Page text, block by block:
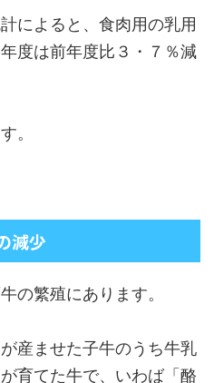
によると、食肉用の乳用
度は前年度比３・７％減
。
減少
の繁殖にあります。
産ませた子牛のうち牛乳
育てた牛で、いわば「酪